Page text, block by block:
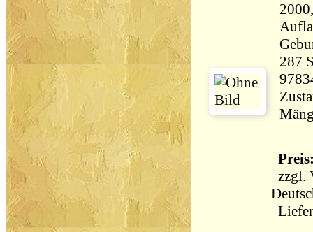
287
zzgl.